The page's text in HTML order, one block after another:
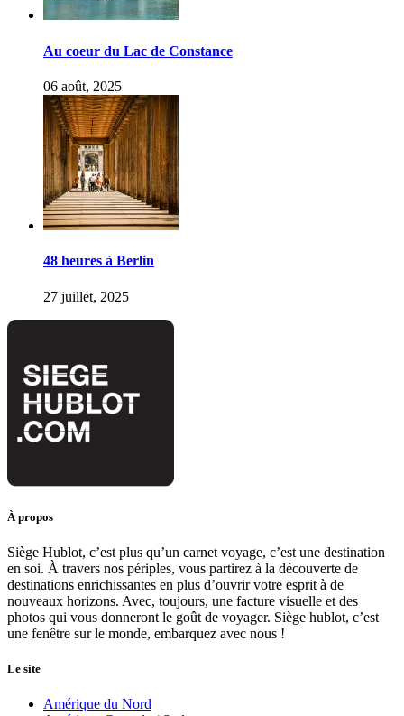
Au coeur du Lac de Constance
06 août, 2025
48 heures à Berlin
27 juillet, 2025
À propos
Siège Hublot, c’est plus qu’un carnet voyage, c’est une destination
en soi. À travers nos périples, vous partirez à la découverte de
destinations enrichissantes en plus d’ouvrir votre esprit à de
nouveaux horizons. Avec, toujours, une facture visuelle et des
photos qui vous donneront le goût de voyager. Siège hublot, c’est
une fenêtre sur le monde, embarquez avec nous !
Le site
Amérique du Nord